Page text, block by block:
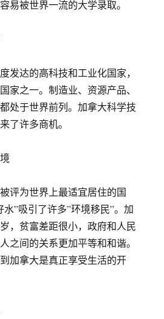
易被世界一流的大学录取。
达的高科技和工业化国家，
家之一。制造业、资源产品、
处于世界前列。加拿大科学技
了许多商机。
为世界上最适宜居住的国
”吸引了许多”环境移民”。加
，贫富差距很小，政府和人民
之间的关系更加平等和和谐。
加拿大是真正享受生活的开